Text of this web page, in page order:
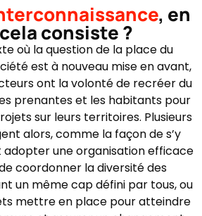
, en
consiste ?
où la question de la place du
est à nouveau mise en avant,
ont la volonté de recréer du
prenantes et les habitants pour
sur leurs territoires. Plusieurs
alors, comme la façon de s’y
une organisation efficace
coordonner la diversité des
un même cap défini par tous, ou
mettre en place pour atteindre